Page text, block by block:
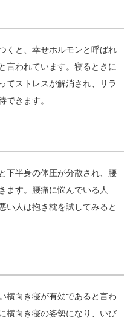
くと、幸せホルモンと呼ばれ
言われています。寝るときに
てストレスが解消され、リラ
できます。
下半身の体圧が分散され、腰
ます。腰痛に悩んでいる人
い人は抱き枕を試してみると
横向き寝が有効であると言わ
横向き寝の姿勢になり、いび